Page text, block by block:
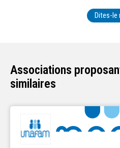
Dites-le
Associations
similaires